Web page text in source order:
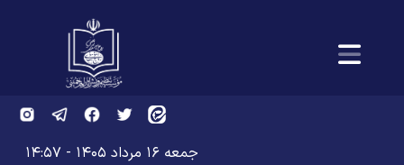
جمعه ۱۶ مرداد ۱۴۰۵ - ۱۴:۵۷